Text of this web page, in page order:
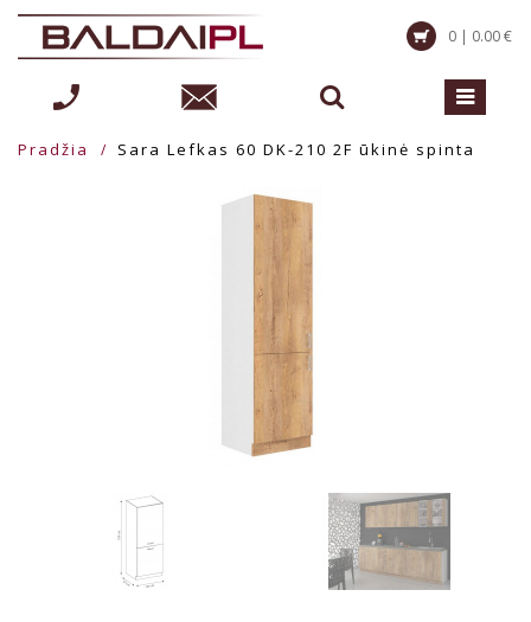
0 | 0.00 €
Pradžia Sara Lefkas 60 DK-210 2F ūkinė spinta